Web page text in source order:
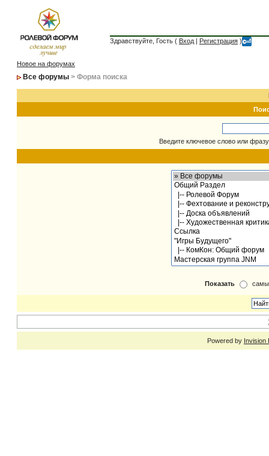
Здравствуйте, Гость ( Вход | Регистрация )
Новое на форумах
Все форумы > Форма поиска
Введите ключевое слово или
Показать
Powered by Invision